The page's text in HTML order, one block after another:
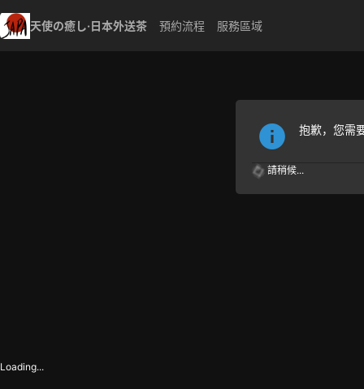
天使の癒し·日本外送茶 預約流程 服務區域
抱歉，您需
請稍候...
Loading...